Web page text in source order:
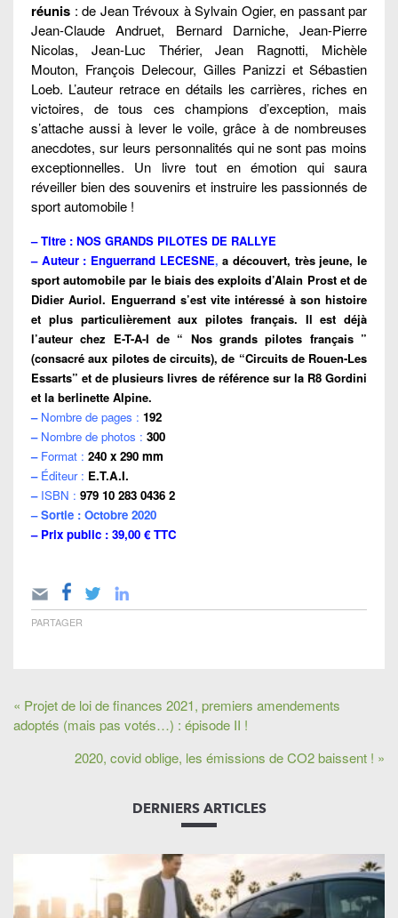
réunis : de Jean Trévoux à Sylvain Ogier, en passant par
Jean-Claude Andruet, Bernard Darniche, Jean-Pierre
Nicolas, Jean-Luc Thérier, Jean Ragnotti, Michèle
Mouton, François Delecour, Gilles Panizzi et Sébastien
Loeb. L’auteur retrace en détails les carrières, riches en
victoires, de tous ces champions d’exception, mais
s’attache aussi à lever le voile, grâce à de nombreuses
anecdotes, sur leurs personnalités qui ne sont pas moins
exceptionnelles. Un livre tout en émotion qui saura
réveiller bien des souvenirs et instruire les passionnés de
sport automobile !
– Titre : NOS GRANDS PILOTES DE RALLYE
– Auteur : Enguerrand LECESNE,a découvert, très jeune, le
sport automobile par le biais des exploits d’Alain Prost et de
Didier Auriol. Enguerrand s’est vite intéressé à son histoire
et plus particulièrement aux pilotes français. Il est déjà
l’auteur chez E-T-A-I de “ Nos grands pilotes français ”
(consacré aux pilotes de circuits), de “Circuits de Rouen-Les
Essarts” et de plusieurs livres de référence sur la R8 Gordini
et la berlinette Alpine.
–Nombre de pages : 192
–Nombre de photos : 300
–Format : 240 x 290 mm
–Éditeur : E.T.A.I.
–ISBN : 979 10 283 0436 2
– Sortie : Octobre 2020
– Prix public : 39,00 € TTC
PARTAGER
« Projet de loi de finances 2021, premiers amendements
adoptés (mais pas votés…) : épisode II !
2020, covid oblige, les émissions de CO2 baissent ! »
DERNIERS ARTICLES